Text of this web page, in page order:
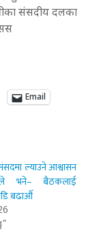
संसदीय दलका
Email
संसदमा ल्याउने आश्वासन
भने– बैठकलाई
बढाऔँ